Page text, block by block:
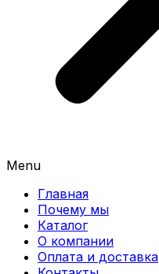
Menu
Главная
Почему мы
Каталог
О компании
Оплата и доставка